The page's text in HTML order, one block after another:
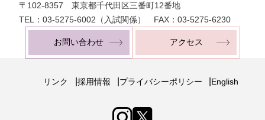
〒102-8357 東京都千代田区三番町12番地
TEL：03-5275-6002（入試関係） FAX：03-5275-6230
リンク 採用情報 プライバシーポリシー English
お問い合わせ アクセス